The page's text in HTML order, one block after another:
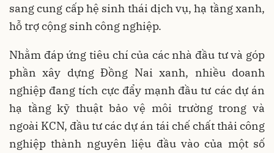
sang cung cấp hệ sinh thái dịch vụ, hạ tầng xanh,
hỗ trợ cộng sinh công nghiệp.
Nhằm đáp ứng tiêu chí của các nhà đầu tư và góp
phần xây dựng Đồng Nai xanh, nhiều doanh
nghiệp đang tích cực đẩy mạnh đầu tư các dự án
hạ tầng kỹ thuật bảo vệ môi trường trong và
ngoài KCN, đầu tư các dự án tái chế chất thải công
nghiệp thành nguyên liệu đầu vào của một số